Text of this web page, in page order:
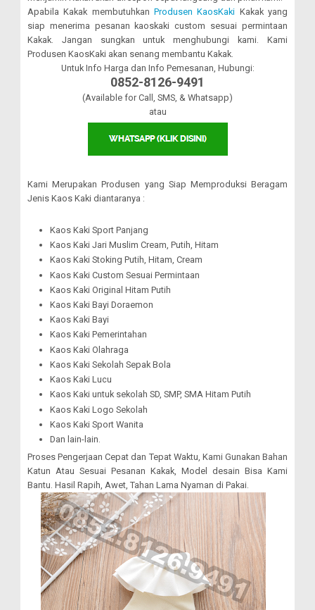
Apabila Kakak membutuhkan Produsen KaosKaki Kakak yang
siap menerima pesanan kaoskaki custom sesuai permintaan
Kakak. Jangan sungkan untuk menghubungi kami. Kami
Produsen KaosKaki akan senang membantu Kakak.
Untuk Info Harga dan Info Pemesanan, Hubungi:
0852-8126-9491
(Available for Call, SMS, & Whatsapp)
atau
Kami Merupakan Produsen yang Siap Memproduksi Beragam
Jenis Kaos Kaki diantaranya :
Kaos Kaki Sport Panjang
Kaos Kaki Jari Muslim Cream, Putih, Hitam
Kaos Kaki Stoking Putih, Hitam, Cream
Kaos Kaki Custom Sesuai Permintaan
Kaos Kaki Original Hitam Putih
Kaos Kaki Bayi Doraemon
Kaos Kaki Bayi
Kaos Kaki Pemerintahan
Kaos Kaki Olahraga
Kaos Kaki Sekolah Sepak Bola
Kaos Kaki Lucu
Kaos Kaki untuk sekolah SD, SMP, SMA Hitam Putih
Kaos Kaki Logo Sekolah
Kaos Kaki Sport Wanita
Dan lain-lain.
Proses Pengerjaan Cepat dan Tepat Waktu, Kami Gunakan Bahan
Katun Atau Sesuai Pesanan Kakak, Model desain Bisa Kami
Bantu. Hasil Rapih, Awet, Tahan Lama Nyaman di Pakai.